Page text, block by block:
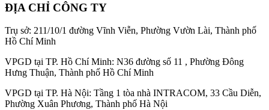
ĐỊA CHỈ CÔNG TY
Trụ sở: 211/10/1 đường Vĩnh Viễn, Phường Vườn Lài, Thành phố
Hồ Chí Minh
VPGD tại TP. Hồ Chí Minh: N36 đường số 11 , Phường Đông
Hưng Thuận, Thành phố Hồ Chí Minh
VPGD tại TP. Hà Nội: Tầng 1 tòa nhà INTRACOM, 33 Cầu Diễn,
Phường Xuân Phương, Thành phố Hà Nội